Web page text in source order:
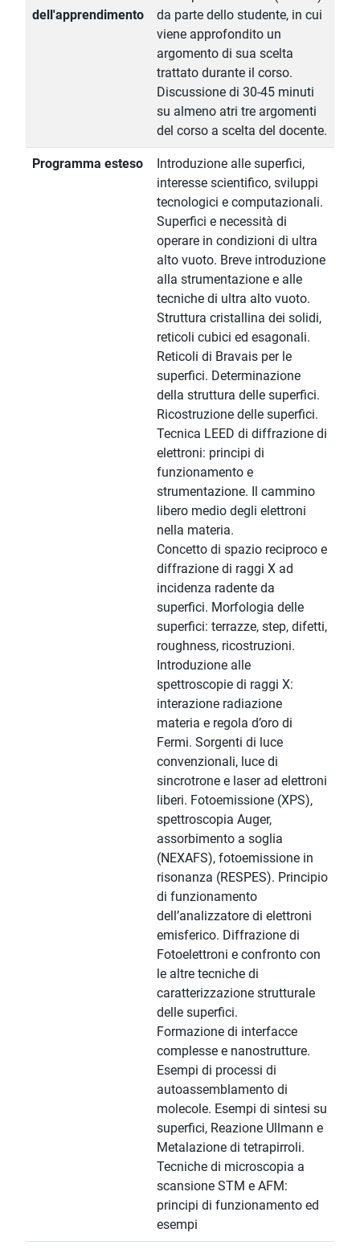
dell'apprendimento
da parte dello studente, in cui
viene approfondito un
argomento di sua scelta
trattato durante il corso.
Discussione di 30-45 minuti
su almeno atri tre argomenti
del corso a scelta del docente.
Programma esteso
Introduzione alle superfici,
interesse scientifico, sviluppi
tecnologici e computazionali.
Superfici e necessità di
operare in condizioni di ultra
alto vuoto. Breve introduzione
alla strumentazione e alle
tecniche di ultra alto vuoto.
Struttura cristallina dei solidi,
reticoli cubici ed esagonali.
Reticoli di Bravais per le
superfici. Determinazione
della struttura delle superfici.
Ricostruzione delle superfici.
Tecnica LEED di diffrazione di
elettroni: principi di
funzionamento e
strumentazione. Il cammino
libero medio degli elettroni
nella materia.
Concetto di spazio reciproco e
diffrazione di raggi X ad
incidenza radente da
superfici. Morfologia delle
superfici: terrazze, step, difetti,
roughness, ricostruzioni.
Introduzione alle
spettroscopie di raggi X:
interazione radiazione
materia e regola d’oro di
Fermi. Sorgenti di luce
convenzionali, luce di
sincrotrone e laser ad elettroni
liberi. Fotoemissione (XPS),
spettroscopia Auger,
assorbimento a soglia
(NEXAFS), fotoemissione in
risonanza (RESPES). Principio
di funzionamento
dell’analizzatore di elettroni
emisferico. Diffrazione di
Fotoelettroni e confronto con
le altre tecniche di
caratterizzazione strutturale
delle superfici.
Formazione di interfacce
complesse e nanostrutture.
Esempi di processi di
autoassemblamento di
molecole. Esempi di sintesi su
superfici, Reazione Ullmann e
Metalazione di tetrapirroli.
Tecniche di microscopia a
scansione STM e AFM:
principi di funzionamento ed
esempi